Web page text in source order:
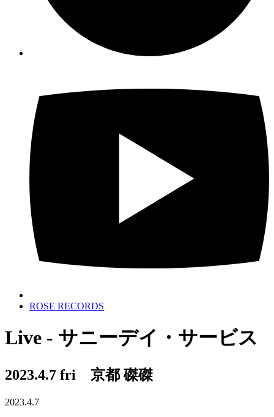
ROSE RECORDS
Live - サニーデイ・サービス
2023.4.7 fri 京都 磔磔
2023.4.7